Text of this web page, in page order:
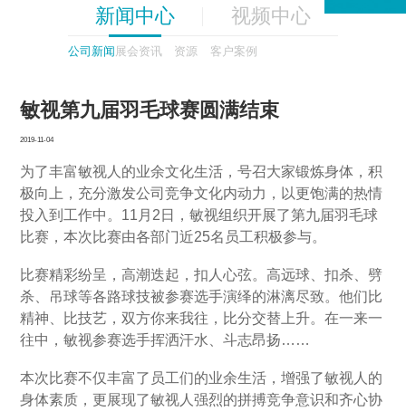
新闻中心
公司新闻 展会资讯 资源 客户案例
视频中心
敏视第九届羽毛球赛圆满结束
2019-11-04
为了丰富敏视人的业余文化生活，号召大家锻炼身体，积
极向上，充分激发公司竞争文化内动力，以更饱满的热情
投入到工作中。11月2日，敏视组织开展了第九届羽毛球
比赛，本次比赛由各部门近25名员工积极参与。
比赛精彩纷呈，高潮迭起，扣人心弦。高远球、扣杀、劈
杀、吊球等各路球技被参赛选手演绎的淋漓尽致。他们比
精神、比技艺，双方你来我往，比分交替上升。在一来一
往中，敏视参赛选手挥洒汗水、斗志昂扬……
本次比赛不仅丰富了员工们的业余生活，增强了敏视人的
身体素质，更展现了敏视人强烈的拼搏竞争意识和齐心协